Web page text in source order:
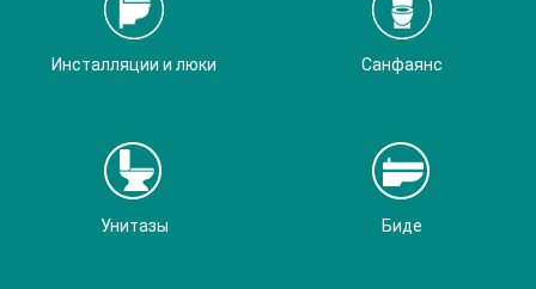
Инсталляции и люки Санфаянс
Унитазы Биде